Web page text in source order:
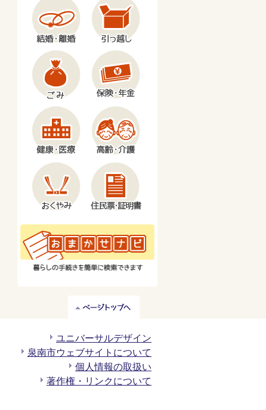
ト
ッ
プ
へ
ユニバーサルデザイン
泉南市ウェブサイトについて
個人情報の取扱い
著作権・リンクについて